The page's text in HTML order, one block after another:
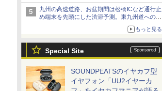
九州の高速道路、お盆期間は松橋ICなど通行止
め端末を先頭にした渋滞予測。東九州道への迂
もっと見る
Special Site
SOUNDPEATSのイヤカフ型
イヤフォン「UU2イヤーカ